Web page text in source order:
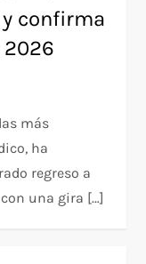
y confirma
2026
más
ha
regreso a
una gira […]